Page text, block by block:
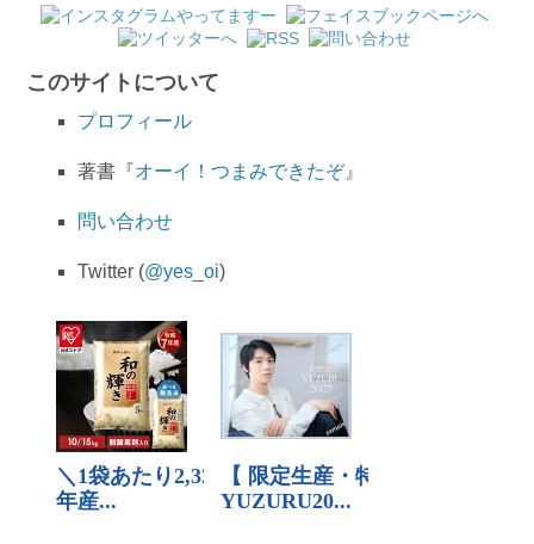
このサイトについて
プロフィール
著書『オーイ！つまみできたぞ』
問い合わせ
Twitter (@yes_oi)